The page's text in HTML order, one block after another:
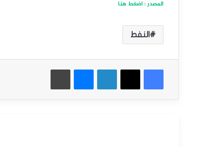
المصدر : اضغط هنا
النفط
فيسبوك
‫X لينكدإن ماسنجر طباعة